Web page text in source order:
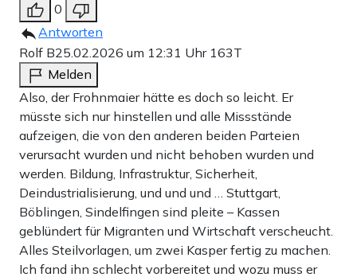
0
Antworten
Rolf B25.02.2026 um 12:31 Uhr 163T
Melden
Also, der Frohnmaier hätte es doch so leicht. Er
müsste sich nur hinstellen und alle Missstände
aufzeigen, die von den anderen beiden Parteien
verursacht wurden und nicht behoben wurden und
werden. Bildung, Infrastruktur, Sicherheit,
Deindustrialisierung, und und und … Stuttgart,
Böblingen, Sindelfingen sind pleite – Kassen
geblündert für Migranten und Wirtschaft verscheucht.
Alles Steilvorlagen, um zwei Kasper fertig zu machen.
Ich fand ihn schlecht vorbereitet und wozu muss er